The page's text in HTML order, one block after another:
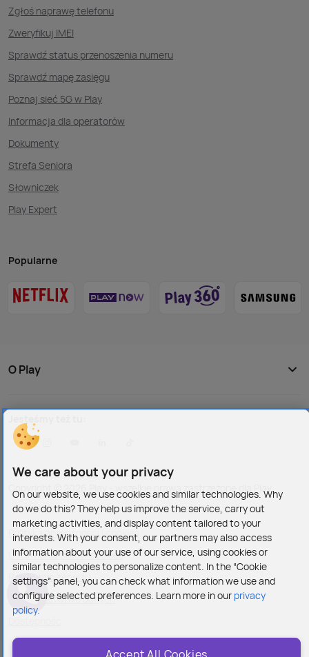
Zgłoś naprawę telefonu
Zweryfikuj IMEI
Sprawdź status przenoszenia numeru
Sprawdź mapę zasięgu
Poznaj sieć 5G w Play
Informacja dla operatorów
Dokumenty
Strefa Seniora
Słowniczek
Play Expert
Popularne
O Play
Copyright © 2026 Play - wszelkie prawa zastrzeżone dla Play
Polityka prywatności i cookies
Ustawienia plików cookies
Regulamin serwisu
Bezpieczeństwo danych
We care about your privacy
On our website, we use cookies and similar technologies. Why
do we do this? They help us improve the service, carry out
marketing activities, and display content tailored to your
interests. With your consent, our partners may also access
information about your use of our service, using cookies or
similar technologies to personalize content. In the “Cookie
settings” panel, you can check what information we use and
configure selected preferences. Learn more in our privacy
policy.